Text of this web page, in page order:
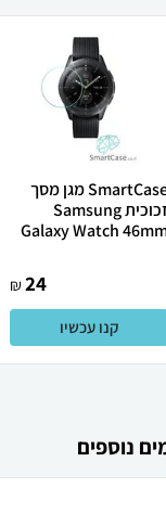
SmartCase מגן מסך
זכוכית Samsung
Galaxy Watch
24
₪
קנו עכשיו
נוספים